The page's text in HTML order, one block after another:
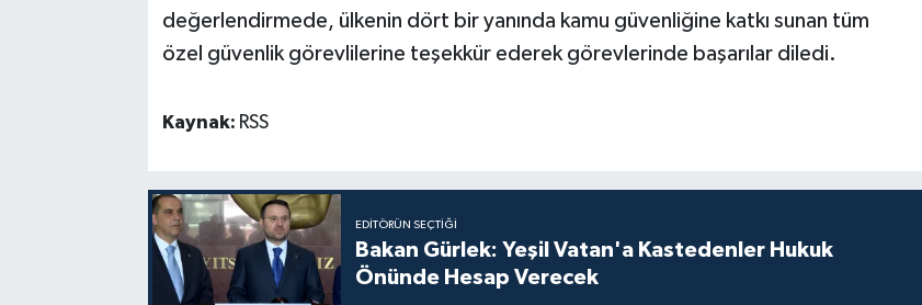
değerlendirmede, ülkenin dört bir yanında kamu güvenliğine katkı sunan tüm
özel güvenlik görevlilerine teşekkür ederek görevlerinde başarılar diledi.
Kaynak: RSS
EDITÖRÜN SEÇTIĞI
Bakan Gürlek: Yeşil Vatan'a Kastedenler Hukuk
Önünde Hesap Verecek